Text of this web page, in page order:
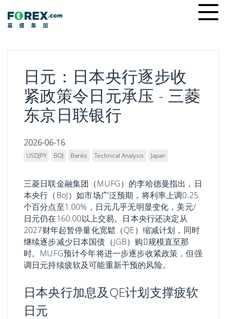
content
日元：日本央行逐步收
紧政策令日元承压 - 三菱
东京日联银行
2026-06-16
USDJPY BOJ Banks Technical Analysis Japan
三菱日联金融集团（MUFG）的李哈德曼指出，日
本央行（BoJ）如市场广泛预期，将利率上调0.25
个百分点至1.00%，日元几乎无明显变化，美元/
日元仍在160.00以上交易。日本央行还决定从
2027财年起暂停量化宽鬆（QE）缩减计划，同时
继续逐步减少日本国债（JGB）购𧹒规模直至那
时。MUFG预计今年将进一步逐步收紧政策，但强
调日元持续疲软及可能重新干预的风险。
日本央行加息及QE计划支撑疲软
日元